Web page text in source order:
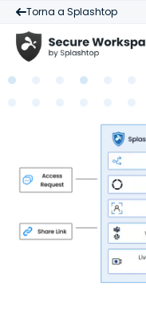
Torna a Splashtop